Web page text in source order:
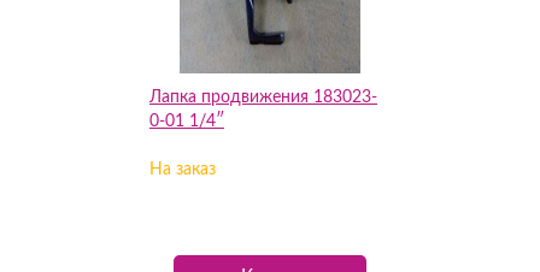
Лапка продвижения 183023-
0-01 1/4″
На заказ